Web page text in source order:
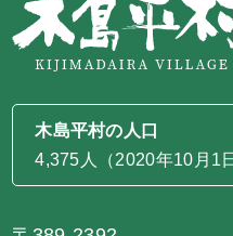
木島平村の人口
4,375人（2020年10月1